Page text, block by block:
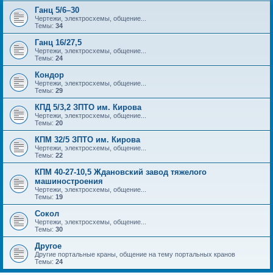
Ганц 5/6–30
Чертежи, электросхемы, общение...
Темы: 34
Ганц 16/27,5
Чертежи, электросхемы, общение...
Темы: 24
Кондор
Чертежи, электросхемы, общение...
Темы: 29
КПД 5/3,2 ЗПТО им. Кирова
Чертежи, электросхемы, общение...
Темы: 20
КПМ 32/5 ЗПТО им. Кирова
Чертежи, электросхемы, общение...
Темы: 22
КПМ 40-27-10,5 Ждановский завод тяжелого
машиностроения
Чертежи, электросхемы, общение...
Темы: 19
Сокол
Чертежи, электросхемы, общение...
Темы: 30
Другое
Другие портальные краны, общение на тему портальных кранов
Темы: 24